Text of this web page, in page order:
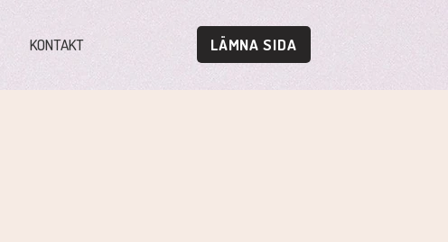
KONTAKT LÄMNA SIDA